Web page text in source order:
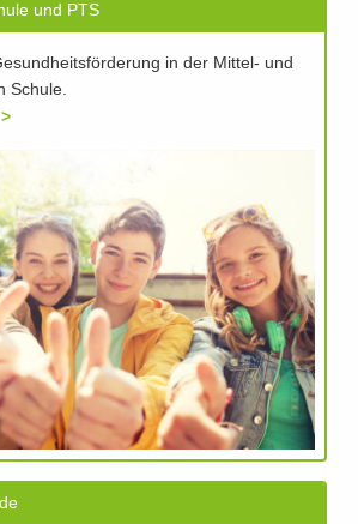
und PTS
in der Mittel- und
Schule.